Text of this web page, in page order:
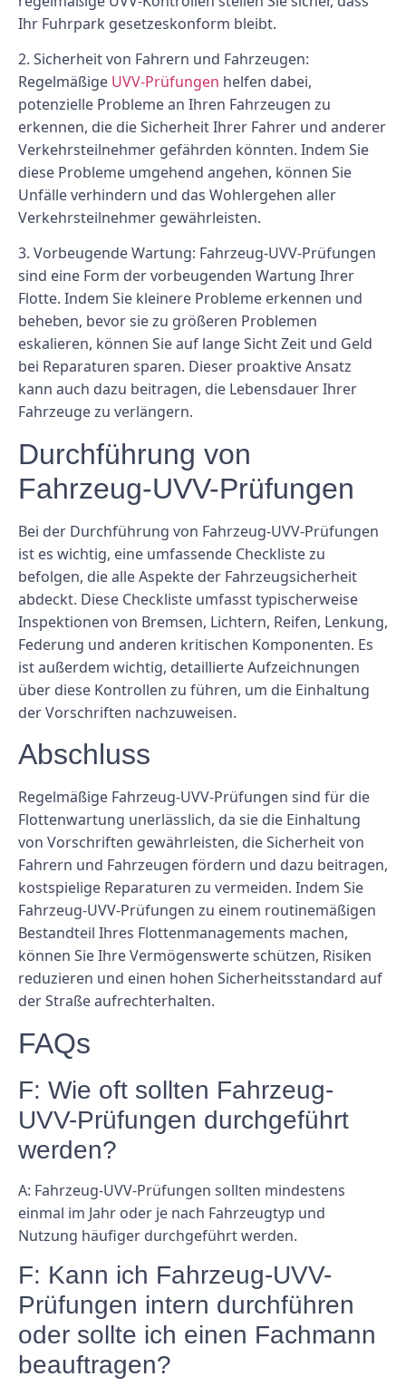
Ihr Fuhrpark gesetzeskonform bleibt.
2. Sicherheit von Fahrern und Fahrzeugen:
Regelmäßige UVV-Prüfungen helfen dabei,
potenzielle Probleme an Ihren Fahrzeugen zu
erkennen, die die Sicherheit Ihrer Fahrer und anderer
Verkehrsteilnehmer gefährden könnten. Indem Sie
diese Probleme umgehend angehen, können Sie
Unfälle verhindern und das Wohlergehen aller
Verkehrsteilnehmer gewährleisten.
3. Vorbeugende Wartung: Fahrzeug-UVV-Prüfungen
sind eine Form der vorbeugenden Wartung Ihrer
Flotte. Indem Sie kleinere Probleme erkennen und
beheben, bevor sie zu größeren Problemen
eskalieren, können Sie auf lange Sicht Zeit und Geld
bei Reparaturen sparen. Dieser proaktive Ansatz
kann auch dazu beitragen, die Lebensdauer Ihrer
Fahrzeuge zu verlängern.
Durchführung von
Fahrzeug-UVV-Prüfungen
Bei der Durchführung von Fahrzeug-UVV-Prüfungen
ist es wichtig, eine umfassende Checkliste zu
befolgen, die alle Aspekte der Fahrzeugsicherheit
abdeckt. Diese Checkliste umfasst typischerweise
Inspektionen von Bremsen, Lichtern, Reifen, Lenkung,
Federung und anderen kritischen Komponenten. Es
ist außerdem wichtig, detaillierte Aufzeichnungen
über diese Kontrollen zu führen, um die Einhaltung
der Vorschriften nachzuweisen.
Abschluss
Regelmäßige Fahrzeug-UVV-Prüfungen sind für die
Flottenwartung unerlässlich, da sie die Einhaltung
von Vorschriften gewährleisten, die Sicherheit von
Fahrern und Fahrzeugen fördern und dazu beitragen,
kostspielige Reparaturen zu vermeiden. Indem Sie
Fahrzeug-UVV-Prüfungen zu einem routinemäßigen
Bestandteil Ihres Flottenmanagements machen,
können Sie Ihre Vermögenswerte schützen, Risiken
reduzieren und einen hohen Sicherheitsstandard auf
der Straße aufrechterhalten.
FAQs
F: Wie oft sollten Fahrzeug-
UVV-Prüfungen durchgeführt
werden?
A: Fahrzeug-UVV-Prüfungen sollten mindestens
einmal im Jahr oder je nach Fahrzeugtyp und
Nutzung häufiger durchgeführt werden.
F: Kann ich Fahrzeug-UVV-
Prüfungen intern durchführen
oder sollte ich einen Fachmann
beauftragen?